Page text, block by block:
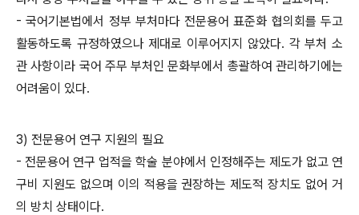
- 국어기본법에서 정부 부처마다 전문용어 표준화 협의회를 두고
활동하도록 규정하였으나 제대로 이루어지지 않았다. 각 부처 소
관 사항이라 국어 주무 부처인 문화부에서 총괄하여 관리하기에는
어려움이 있다.
3) 전문용어 연구 지원의 필요
- 전문용어 연구 업적을 학술 분야에서 인정해주는 제도가 없고 연
구비 지원도 없으며 이의 적용을 권장하는 제도적 장치도 없어 거
의 방치 상태이다.